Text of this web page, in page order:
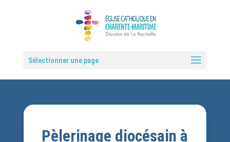
Sélectionner une page
Pèlerinage diocésain à